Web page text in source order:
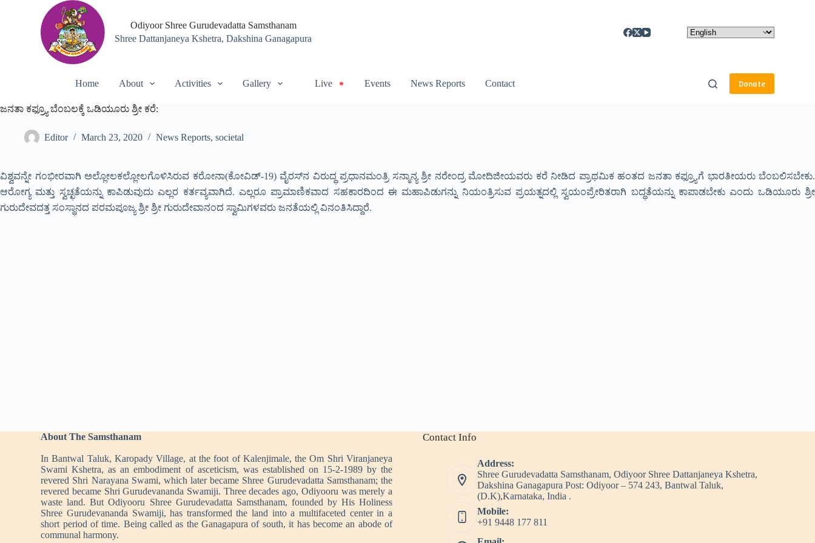
t
Odiyoor Shree Gurudevadatta Samsthanam
Shree Dattanjaneya Kshetra, Dakshina Ganagapura
Home About Activities Gallery Live Events News Reports Contact Donate
ಜನತಾ ಕಫ್ರ್ಯೂ ಬೆಂಬಲಕ್ಕೆ ಒಡಿಯೂರು ಶ್ರೀ ಕರೆ:
Editor March 23, 2020 News Reports, societal
ವಿಶ್ವವನ್ನೇ ಗಂಭೀರವಾಗಿ ಅಲ್ಲೋಲಕಲ್ಲೋಲಗೊಳಿಸಿರುವ ಕರೋನಾ(ಕೋವಿಡ್-19) ವೈರಸ್‍ನ ವಿರುದ್ಧ ಪ್ರಧಾನಮಂತ್ರಿ ಸನ್ಮಾನ್ಯ ಶ್ರೀ ನರೇಂದ್ರ ಮೋದಿಜೀಯವರು ಕರೆ ನೀಡಿದ ಪ್ರಾಥಮಿಕ ಹಂತದ ಜನತಾ ಕಫ್ರ್ಯೂಗೆ ಭಾರತೀಯರು ಬೆಂಬಲಿಸಬೇಕು.
ಆರೋಗ್ಯ ಮತ್ತು ಸ್ವಚ್ಛತೆಯನ್ನು ಕಾಪಿಡುವುದು ಎಲ್ಲರ ಕರ್ತವ್ಯವಾಗಿದೆ. ಎಲ್ಲರೂ ಪ್ರಾಮಾಣಿಕವಾದ ಸಹಕಾರದಿಂದ ಈ ಮಹಾಪಿಡುಗನ್ನು ನಿಯಂತ್ರಿಸುವ ಪ್ರಯತ್ನದಲ್ಲಿ ಸ್ವಯಂಪ್ರೇರಿತರಾಗಿ ಬದ್ಧತೆಯನ್ನು ಕಾಪಾಡಬೇಕು ಎಂದು ಒಡಿಯೂರು ಶ್ರೀ
ಗುರುದೇವದತ್ತ ಸಂಸ್ಥಾನದ ಪರಮಪೂಜ್ಯ ಶ್ರೀ ಶ್ರೀ ಗುರುದೇವಾನಂದ ಸ್ವಾಮಿಗಳವರು ಜನತೆಯಲ್ಲಿ ವಿನಂತಿಸಿದ್ದಾರೆ.
About The Samsthanam
In Bantwal Taluk, Karopady Village, at the foot of Kalenjimale, the Om Shri Viranjaneya
Swami Kshetra, as an embodiment of asceticism, was established on 15-2-1989 by the
revered Shri Narayana Swami, which later became Shree Gurudevadatta Samsthanam; the
revered became Shri Gurudevananda Swamiji. Three decades ago, Odiyooru was merely a
waste land. But Odiyooru Shree Gurudevadatta Samsthanam, founded by His Holiness
Shree Gurudevananda Swamiji, has transformed the land into a multifaceted center in a
short period of time. Being called as the Ganagapura of south, it has become an abode of
communal harmony.
Contact Info
Address:
Shree Gurudevadatta Samsthanam, Odiyoor Shree Dattanjaneya Kshetra,
Dakshina Ganagapura Post: Odiyoor – 574 243, Bantwal Taluk,
(D.K),Karnataka, India .
Mobile:
+91 9448 177 811